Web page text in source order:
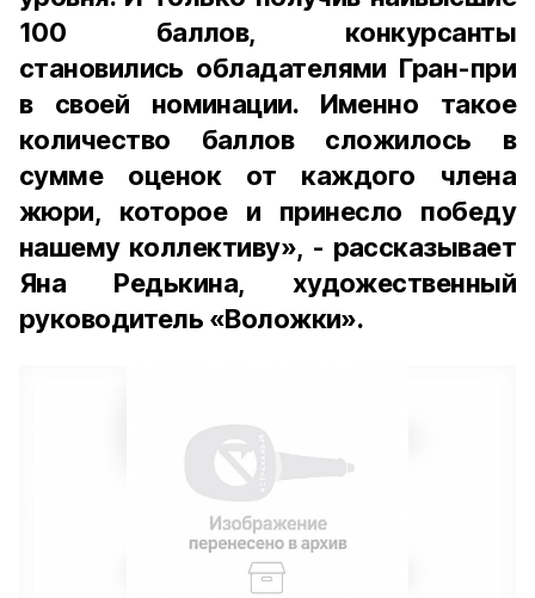
100 баллов, конкурсанты
становились обладателями Гран-при
в своей номинации. Именно такое
количество баллов сложилось в
сумме оценок от каждого члена
жюри, которое и принесло победу
нашему коллективу», - рассказывает
Яна Редькина, художественный
руководитель «Воложки».